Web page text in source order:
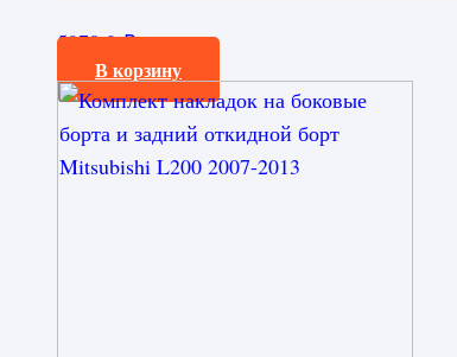
5978,0₽
В корзину